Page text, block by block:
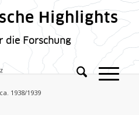
Highlights
die Forschung
1938/1939